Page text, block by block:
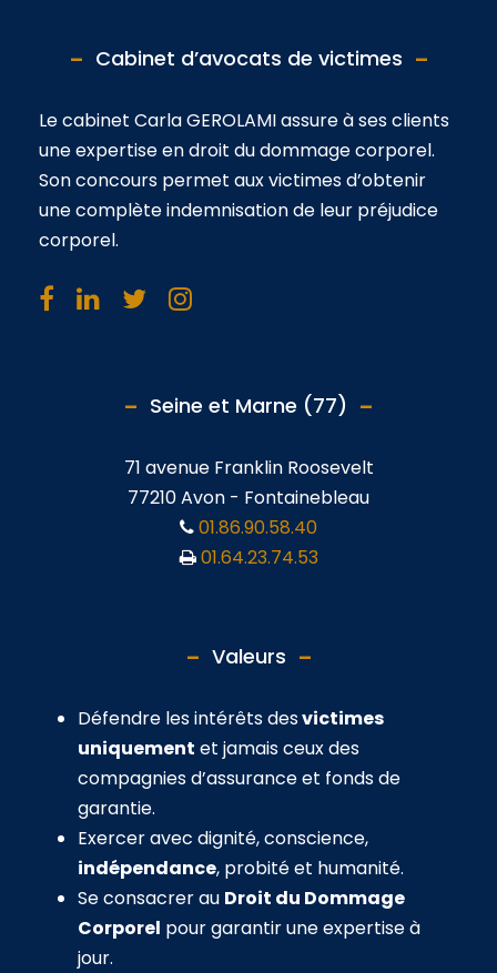
Cabinet d’avocats de victimes
Le cabinet Carla GEROLAMI assure à ses clients
une expertise en droit du dommage corporel.
Son concours permet aux victimes d’obtenir
une complète indemnisation de leur préjudice
corporel.
Seine et Marne (77)
71 avenue Franklin Roosevelt
77210 Avon - Fontainebleau
01.86.90.58.40
01.64.23.74.53
Valeurs
Défendre les intérêts desvictimes
uniquement et jamais ceux des
compagnies d’assurance et fonds de
garantie.
Exercer avec dignité, conscience,
indépendance, probité et humanité.
Se consacrer au Droit du Dommage
Corporel pour garantir une expertise à
jour.